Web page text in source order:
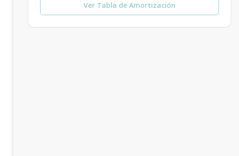
Ver Tabla de Amortización